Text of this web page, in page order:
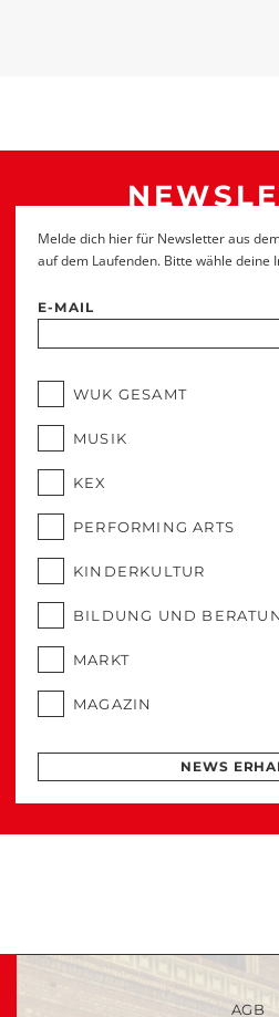
Melde dich hier für Newsletter aus
auf dem Laufenden. Bitte wähle deine
E-MAIL
WUK GESAMT
MUSIK
KEX
PERFORMING ARTS
KINDERKULTUR
BILDUNG UND
MARKT
MAGAZIN
NEWS
AGB